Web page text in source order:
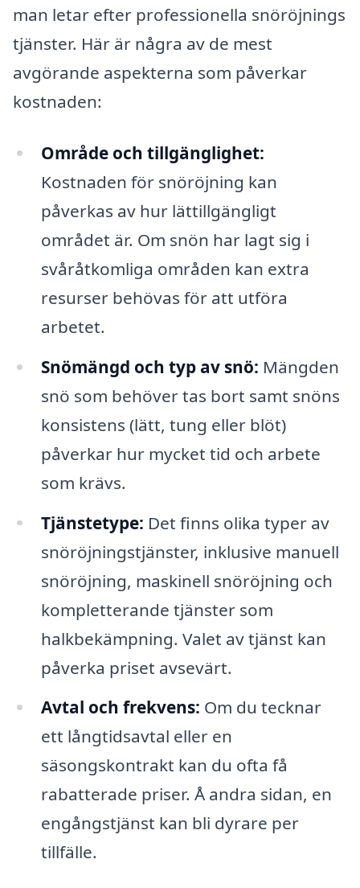
man letar efter professionella snöröjnings
tjänster. Här är några av de mest
avgörande aspekterna som påverkar
kostnaden:
Område och tillgänglighet:
Kostnaden för snöröjning kan
påverkas av hur lättillgängligt
området är. Om snön har lagt sig i
svåråtkomliga områden kan extra
resurser behövas för att utföra
arbetet.
Snömängd och typ av snö: Mängden
snö som behöver tas bort samt snöns
konsistens (lätt, tung eller blöt)
påverkar hur mycket tid och arbete
som krävs.
Tjänstetype: Det finns olika typer av
snöröjningstjänster, inklusive manuell
snöröjning, maskinell snöröjning och
kompletterande tjänster som
halkbekämpning. Valet av tjänst kan
påverka priset avsevärt.
Avtal och frekvens: Om du tecknar
ett långtidsavtal eller en
säsongskontrakt kan du ofta få
rabatterade priser. Å andra sidan, en
engångstjänst kan bli dyrare per
tillfälle.